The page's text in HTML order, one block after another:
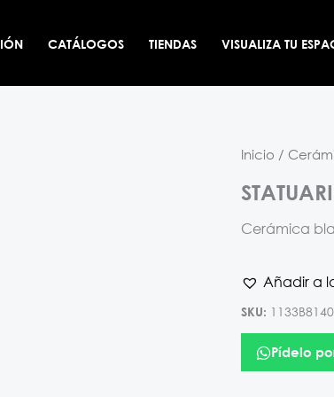
CATÁLOGOS TIENDAS VISUALIZA TU
Inicio /
Cerámica
Añadir a
SKU:
Pídelo